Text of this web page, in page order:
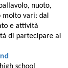
nuoto,
vari: dal
e attività
di partecipare al